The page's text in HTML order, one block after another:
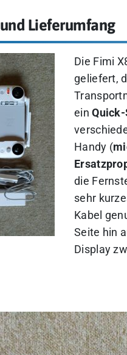
Lieferumfang
Die Fimi
geliefert,
ein
Handy (
die
sehr
Kabel
Seite hin
Display